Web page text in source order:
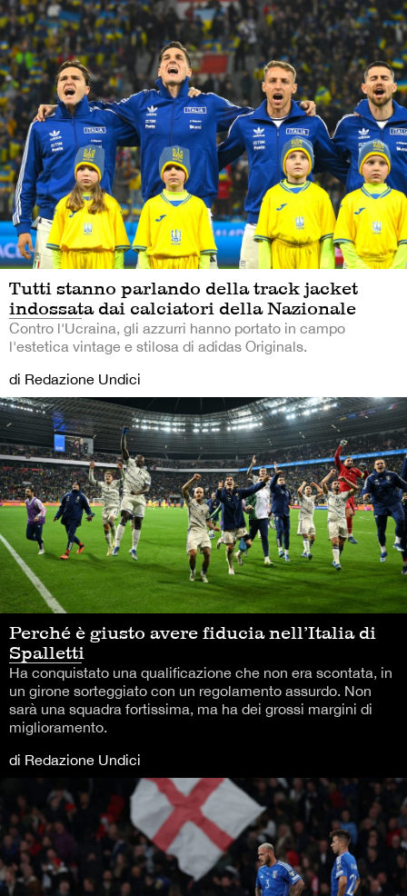
Tutti stanno parlando della track jacket
indossata dai calciatori della Nazionale
Contro l'Ucraina, gli azzurri hanno portato in campo
l'estetica vintage e stilosa di adidas Originals.
di Redazione Undici
Perché è giusto avere fiducia nell’Italia di
Spalletti
Ha conquistato una qualificazione che non era scontata, in
un girone sorteggiato con un regolamento assurdo. Non
sarà una squadra fortissima, ma ha dei grossi margini di
miglioramento.
di Redazione Undici